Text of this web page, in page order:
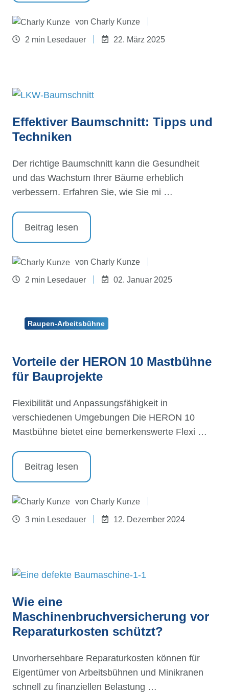
vonCharly Kunze
2 min Lesedauer
22. März 2025
Effektiver Baumschnitt: Tipps und
Techniken
Der richtige Baumschnitt kann die Gesundheit
und das Wachstum Ihrer Bäume erheblich
verbessern. Erfahren Sie, wie Sie mi …
Beitrag lesen
vonCharly Kunze
2 min Lesedauer
02. Januar 2025
Vorteile der HERON 10 Mastbühne
für Bauprojekte
Flexibilität und Anpassungsfähigkeit in
verschiedenen Umgebungen Die HERON 10
Mastbühne bietet eine bemerkenswerte Flexi …
Beitrag lesen
vonCharly Kunze
3 min Lesedauer
12. Dezember 2024
Raupen-Arbeitsbühne
Wie eine
Maschinenbruchversicherung vor
Reparaturkosten schützt?
Unvorhersehbare Reparaturkosten können für
Eigentümer von Arbeitsbühnen und Minikranen
schnell zu finanziellen Belastung …